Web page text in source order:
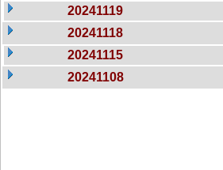
20241119
20241118
20241115
20241108